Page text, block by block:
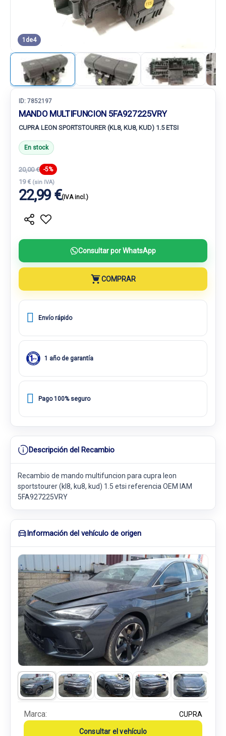
1 de4
ID: 7852197
MANDO MULTIFUNCION 5FA927225VRY
CUPRA LEON SPORTSTOURER (KL8, KU8, KUD) 1.5 ETSI
En stock
20,00 € -5%
19 € (sin IVA)
22,99 €(IVA incl.)
Consultar por WhatsApp
COMPRAR
Envío rápido
1 año de garantía
Pago 100% seguro
Descripción del Recambio
Recambio de mando multifuncion para cupra leon
sportstourer (kl8, ku8, kud) 1.5 etsi referencia OEM IAM
5FA927225VRY
Información del vehículo de origen
Marca: CUPRA
Consultar el vehículo